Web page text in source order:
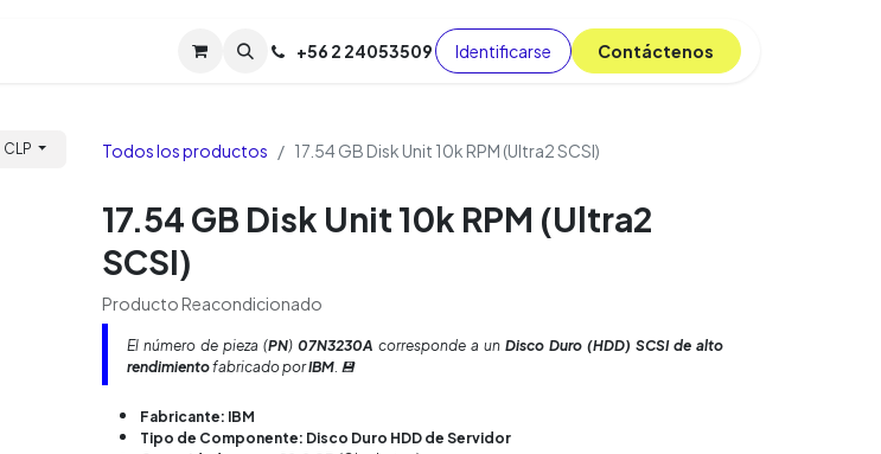
Soporte TPM (CL) Tienda Cursos Blog
+56 2 24053509 Identificarse C​​​​ont​​​​áct​​​​​​en​​​​​​os
CLP Todos los productos 17.54 GB Disk Unit 10k RPM (Ultra2 SCSI)
17.54 GB Disk Unit 10k RPM (Ultra2
SCSI)
Producto Reacondicionado
El número de pieza (PN) 07N3230A corresponde a un Disco Duro (HDD) SCSI de alto
rendimientofabricado porIBM. 💾
Fabricante: IBM
Tipo de Componente: Disco Duro HDD de Servidor